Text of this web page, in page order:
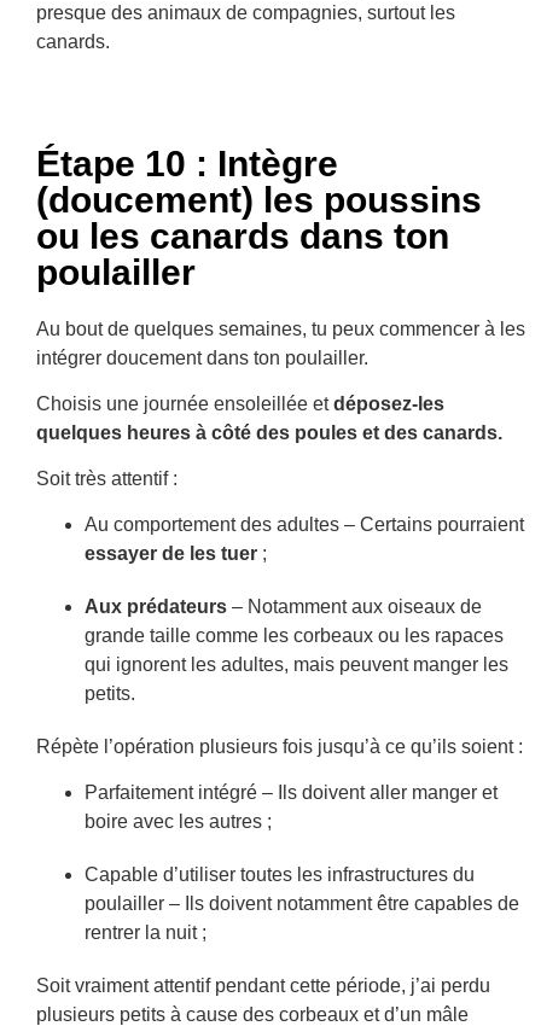
presque des animaux de compagnies, surtout les
canards.
Étape 10 : Intègre
(doucement) les poussins
ou les canards dans ton
poulailler
Au bout de quelques semaines, tu peux commencer à les
intégrer doucement dans ton poulailler.
Choisis une journée ensoleillée etdéposez-les
quelques heures à côté des poules et des canards.
Soit très attentif :
Au comportement des adultes – Certains pourraient
essayer de les tuer ;
Aux prédateurs – Notamment aux oiseaux de
grande taille comme les corbeaux ou les rapaces
qui ignorent les adultes, mais peuvent manger les
petits.
Répète l’opération plusieurs fois jusqu’à ce qu’ils soient :
Parfaitement intégré – Ils doivent aller manger et
boire avec les autres ;
Capable d’utiliser toutes les infrastructures du
poulailler – Ils doivent notamment être capables de
rentrer la nuit ;
Soit vraiment attentif pendant cette période, j’ai perdu
plusieurs petits à cause des corbeaux et d’un mâle